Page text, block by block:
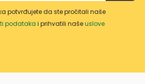
potvrđujete da ste pročitali naše
podataka i prihvatili našeuslove